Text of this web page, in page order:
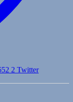
2 Twitter